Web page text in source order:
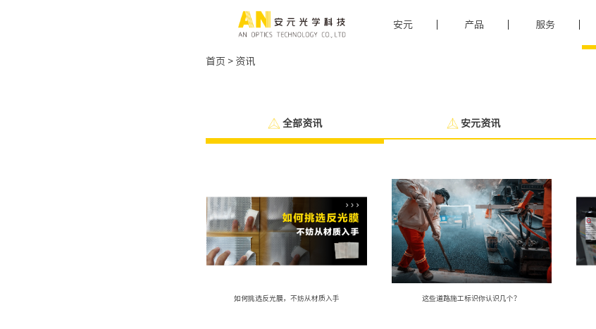
安元 产品 服务
首页 > 资讯
全部资讯 安元资讯
如何挑选反光膜，不妨从材质入手 这些道路施工标识你认识几个？